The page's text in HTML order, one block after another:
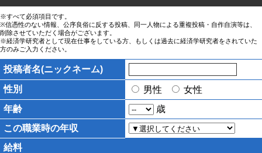
※すべて必須項目です。
※信憑性のない情報、公序良俗に反する投稿、同一人物による重複投稿・自作自演等は、
削除させていただく場合がございます。
※経済学研究者として現在仕事をしている方、もしくは過去に経済学研究者をされていた
方のみご入力ください。
投稿者名(ニックネーム)
性別
男性
女性
年齢
歳
この職業時の年収
給料